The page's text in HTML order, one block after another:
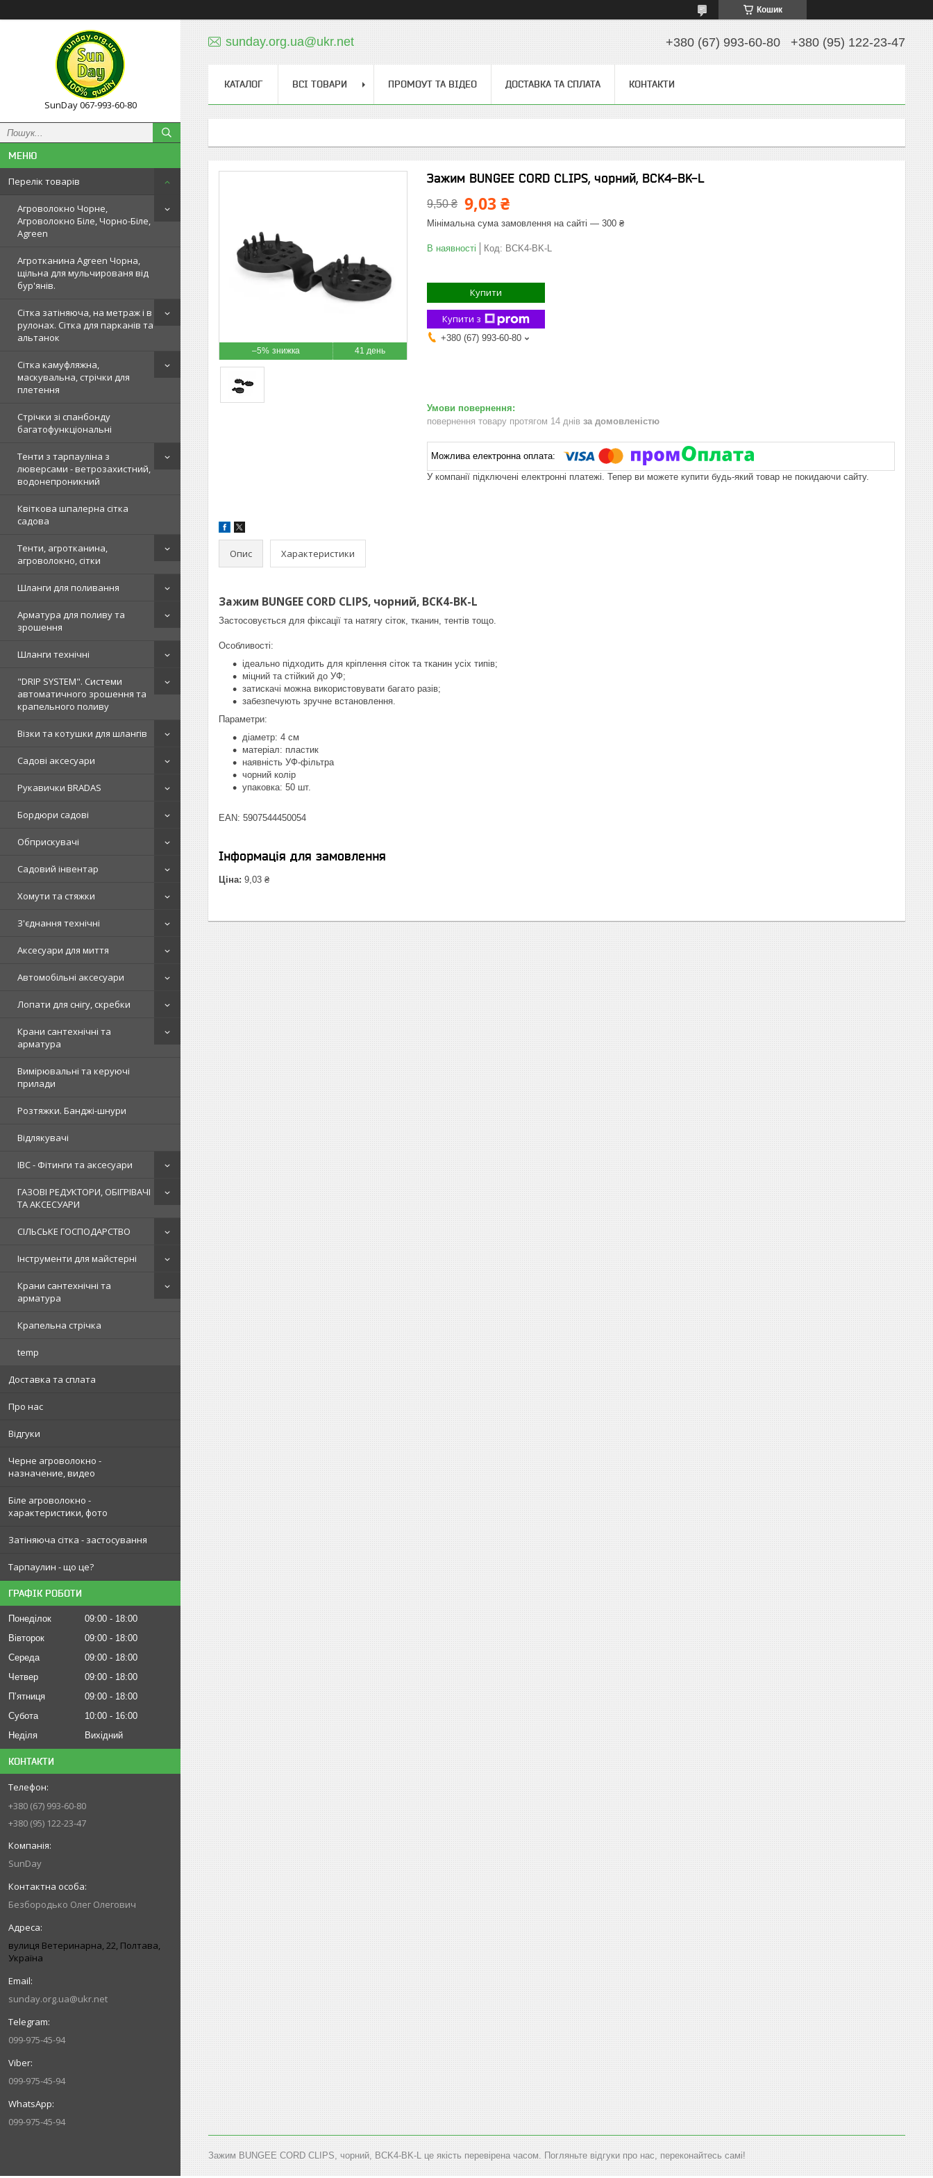
Кошик
SunDay 067-993-60-80
Перелік товарів
Агроволокно Чорне,
Агроволокно Біле, Чорно-Біле,
Agreen
Агротканина Agreen Чорна,
щільна для мульчированя від
бур'янів.
Сітка затіняюча, на метраж і в
рулонах. Сітка для парканів та
альтанок
Сітка камуфляжна,
маскувальна, стрічки для
плетення
Стрічки зі спанбонду
багатофункціональні
Тенти з тарпауліна з
люверсами - ветрозахистний,
водонепроникний
Квіткова шпалерна сітка
садова
Тенти, агротканина,
агроволокно, сітки
Шланги для поливання
Арматура для поливу та
зрошення
Шланги технічні
"DRIP SYSTEM". Системи
автоматичного зрошення та
крапельного поливу
Візки та котушки для шлангів
Садові аксесуари
Рукавички BRADAS
Бордюри садові
Обприскувачі
Садовий інвентар
Хомути та стяжки
З'єднання технічні
Аксесуари для миття
Автомобільні аксесуари
Лопати для снігу, скребки
Крани сантехнічні та
арматура
Вимірювальні та керуючі
прилади
Розтяжки. Банджі-шнури
Відлякувачі
IBC - Фітинги та аксесуари
ГАЗОВІ РЕДУКТОРИ, ОБІГРІВАЧІ
ТА АКСЕСУАРИ
СІЛЬСЬКЕ ГОСПОДАРСТВО
Інструменти для майстерні
Крани сантехнічні та
арматура
Крапельна стрічка
temp
Доставка та сплата
Про нас
Відгуки
Черне агроволокно -
назначение, видео
Біле агроволокно -
характеристики, фото
Затіняюча сітка - застосування
Тарпаулин - що це?
ГРАФІК РОБОТИ
Понеділок 09:00
18:00
Вівторок
09:00
18:00
Середа
09:00
18:00
Четвер
09:00
18:00
Пʼятниця
09:00
18:00
Субота
10:00
16:00
Неділя
Вихідний
КОНТАКТИ
+380 (67) 993-60-80
+380 (95) 122-23-47
SunDay
Безбородько Олег Олегович
вулиця Ветеринарна, 22, Полтава,
Україна
sunday.org.ua@ukr.net
099-975-45-94
099-975-45-94
099-975-45-94
sunday.org.ua@ukr.net +380 (67) 993-60-80 +380 (95) 122-23-47
КАТАЛОГ ВСІ ТОВАРИ ПРОМОУТ ТА ВІДЕО ДОСТАВКА ТА СПЛАТА КОНТАКТИ
–5% 41 день
Зажим BUNGEE CORD CLIPS, чорний, BCK4-BK-L
9,50 ₴ 9,03 ₴
Мінімальна сума замовлення на сайті — 300 ₴
В наявності Код: BCK4-BK-L
Купити
Купити з
+380 (67) 993-60-80
повернення товару протягом 14 днів за домовленістю
У компанії підключені електронні платежі. Тепер ви можете купити будь-який товар не покидаючи сайту.
Опис Характеристики
Зажим BUNGEE CORD CLIPS, чорний, BCK4-BK-L
Застосовується для фіксації та натягу сіток, тканин, тентів тощо.
Особливості:
ідеально підходить для кріплення сіток та тканин усіх типів;
міцний та стійкий до УФ;
затискачі можна використовувати багато разів;
забезпечують зручне встановлення.
Параметри:
діаметр: 4 см
матеріал: пластик
наявність УФ-фільтра
чорний колір
упаковка: 50 шт.
EAN: 5907544450054
Інформація для замовлення
Ціна: 9,03 ₴
Зажим BUNGEE CORD CLIPS, чорний, BCK4-BK-L це якість перевірена часом. Погляньте відгуки про нас, переконайтесь самі!